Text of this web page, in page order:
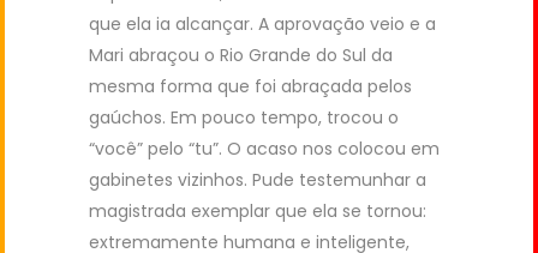
que ela ia alcançar. A aprovação veio e a
Mari abraçou o Rio Grande do Sul da
mesma forma que foi abraçada pelos
gaúchos. Em pouco tempo, trocou o
“você” pelo “tu”. O acaso nos colocou em
gabinetes vizinhos. Pude testemunhar a
magistrada exemplar que ela se tornou:
extremamente humana e inteligente,